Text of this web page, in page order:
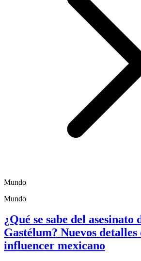
Mundo
Mundo
¿Qué se sabe del asesinato
Gastélum? Nuevos
influencer mexicano